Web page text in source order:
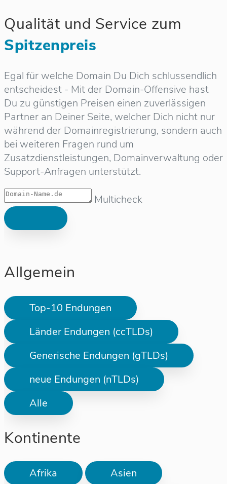
Qualität und Service zum
Spitzenpreis
Egal für welche Domain Du Dich schlussendlich
entscheidest - Mit der Domain-Offensive hast
Du zu günstigen Preisen einen zuverlässigen
Partner an Deiner Seite, welcher Dich nicht nur
während der Domainregistrierung, sondern auch
bei weiteren Fragen rund um
Zusatzdienstleistungen, Domainverwaltung oder
Support-Anfragen unterstützt.
Multicheck
Allgemein
Top-10 Endungen
Länder Endungen (ccTLDs)
Generische Endungen (gTLDs)
neue Endungen (nTLDs)
Alle
Kontinente
Afrika
Asien